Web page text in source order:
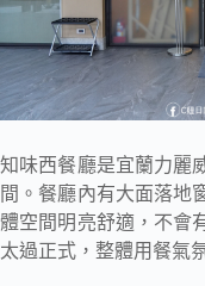
知味西餐廳是宜蘭力麗
間。餐廳內有大面落地
體空間明亮舒適，不會
太過正式，整體用餐氣